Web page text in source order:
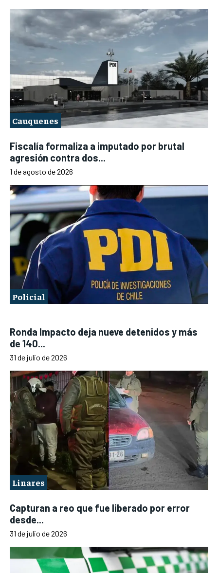
Cauquenes
Fiscalía formaliza a imputado por brutal
agresión contra dos...
1 de agosto de 2026
Policial
Ronda Impacto deja nueve detenidos y más
de 140...
31 de julio de 2026
Linares
Capturan a reo que fue liberado por error
desde...
31 de julio de 2026